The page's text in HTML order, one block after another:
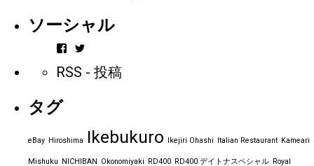
ソーシャル
vintageorder
ん
ー
を
ん
の
ー
を
RSS - 投稿
タグ
eBay Hiroshima Ikebukuro Ikejiri Ohashi Italian Restaurant Kameari
Mishuku NICHIBAN Okonomiyaki RD400 RD400 デイトナスペシャル Royal